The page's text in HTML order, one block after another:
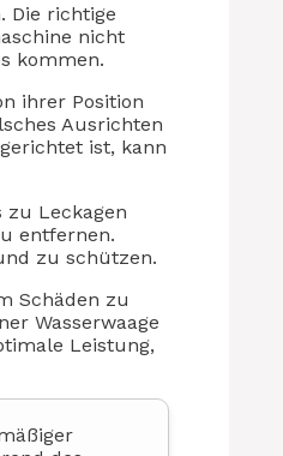
Die richtige
nicht
kommen.
ihrer Position
Ausrichten
ist, kann
zu Leckagen
entfernen.
zu schützen.
Schäden zu
Wasserwaage
Leistung,